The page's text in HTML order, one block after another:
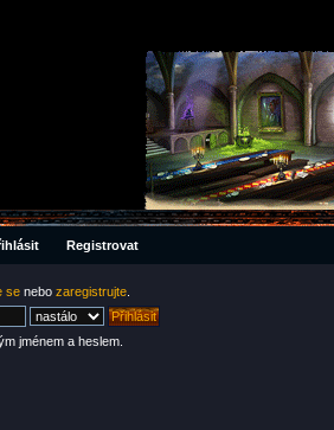
Registrovat
se nebo zaregistrujte
jménem a heslem.